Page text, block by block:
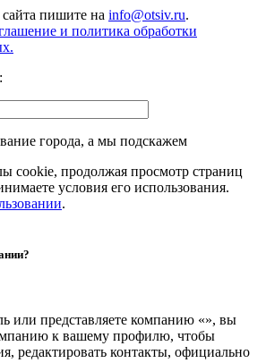
пишите на info@otsiv.ru.
и политика обработки
города, а мы подскажем
cookie, продолжая просмотр страниц
условия его использования.
.
или представляете компанию «», вы
к вашему профилю, чтобы
редактировать контакты, официально